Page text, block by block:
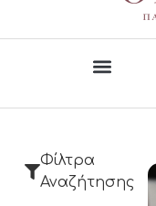
Φίλτρα
Αναζήτησης